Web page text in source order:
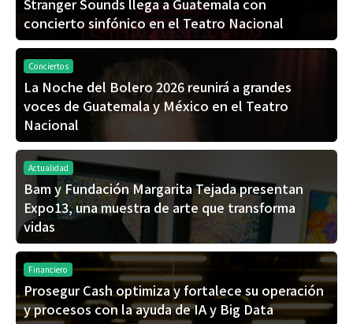
concierto sinfónico en el Teatro Nacional
Conciertos
La Noche del Bolero 2026 reunirá a grandes
voces de Guatemala y México en el Teatro
Nacional
Actualidad
Bam y Fundación Margarita Tejada presentan
Expo13, una muestra de arte que transforma
vidas
Financiero
Prosegur Cash optimiza y fortalece su operación
y procesos con la ayuda de IA y Big Data